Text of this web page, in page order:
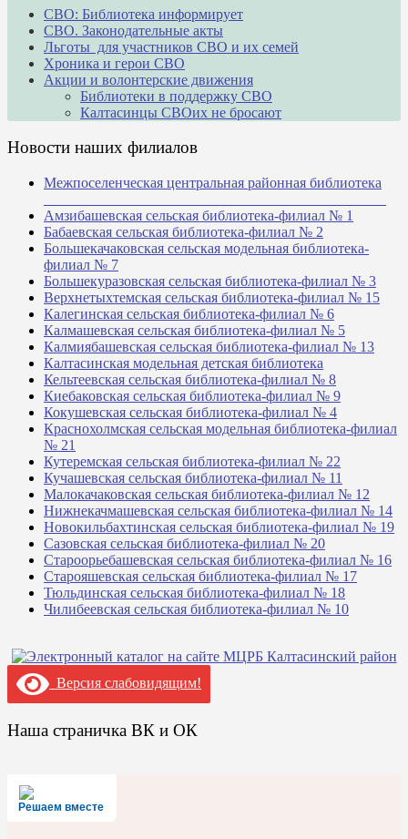
СВО: Библиотека информирует
СВО. Законодательные акты
Льготы для участников СВО и их семей
Хроника и герои СВО
Акции и волонтерские движения
Библиотеки в поддержку СВО
Калтасинцы СВОих не бросают
Новости наших филиалов
Межпоселенческая центральная районная библиотека
Амзибашевская сельская библиотека-филиал № 1
Бабаевская сельская библиотека-филиал № 2
Большекачаковская сельская модельная библиотека-
филиал № 7
Большекуразовская сельская библиотека-филиал № 3
Верхнетыхтемская сельская библиотека-филиал № 15
Калегинская сельская библиотека-филиал № 6
Калмашевская сельская библиотека-филиал № 5
Калмиябашевская сельская библиотека-филиал № 13
Калтасинская модельная детская библиотека
Кельтеевская сельская библиотека-филиал № 8
Киебаковская сельская библиотека-филиал № 9
Кокушевская сельская библиотека-филиал № 4
Краснохолмская сельская модельная библиотека-филиал
№ 21
Кутеремская сельская библиотека-филиал № 22
Кучашевская сельская библиотека-филиал № 11
Малокачаковская сельская библиотека-филиал № 12
Нижнекачмашевская сельская библиотека-филиал № 14
Новокильбахтинская сельская библиотека-филиал № 19
Сазовская сельская библиотека-филиал № 20
Староорьебашевская сельская библиотека-филиал № 16
Старояшевская сельская библиотека-филиал № 17
Тюльдинская сельская библиотека-филиал № 18
Чилибеевская сельская библиотека-филиал № 10
Версия слабовидящим!
Наша страничка ВК и ОК
Решаем вместе